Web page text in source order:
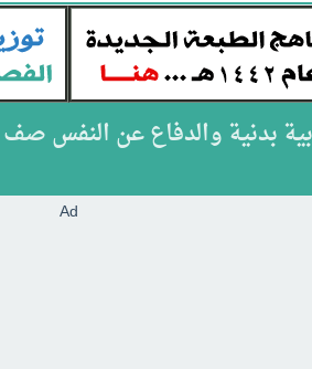
بدنية والدفاع عن النفس صف
Ad